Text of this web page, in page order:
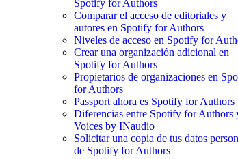
Spotify for Authors
Comparar el acceso de editoriales y
autores en Spotify for Authors
Niveles de acceso en Spotify for
Crear una organización adicional en
Spotify for Authors
Propietarios de organizaciones en
for Authors
Passport ahora es Spotify for Authors
Diferencias entre Spotify for Authors
Voices by INaudio
Solicitar una copia de tus datos
de Spotify for Authors